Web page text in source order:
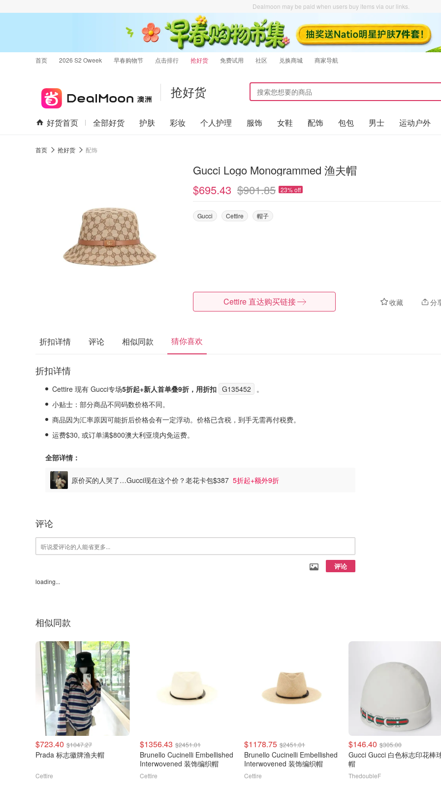
Dealmoon may be paid when users buy items via our links.
首页 2026 S2 Oweek 早春购物节 点击排行 抢好货 免费试用 社区 兑换商城 商家导航
抢好货
好货首页 全部好货 护肤 彩妆 个人护理 服饰 女鞋 配饰 包包 男士 运动户外
首页 抢好货 配饰
Gucci Logo Monogrammed 渔夫帽
$695.43 $901.85 23% off
Gucci Cettire 帽子
收藏 分
Cettire 直达购买链接
折扣详情 评论 相似同款 猜你喜欢
折扣详情
Cettire 现有 Gucci专场5折起+新人首单叠9折，用折扣 G135452
。
小贴士：部分商品不同码数价格不同。
商品因为汇率原因可能折后价格会有一定浮动。价格已含税，到手无需再付税费。
运费$30, 或订单满$800澳大利亚境内免运费。
全部详情：
原价买的人哭了…Gucci现在这个价？老花卡包$387 5折起+额外9折
评论
评论
loading...
相似同款
$723.40 $1047.27
Prada 标志徽牌渔夫帽
Cettire
$1356.43 $2451.01
Brunello Cucinelli Embellished
Interwovened 装饰编织帽
Cettire
$1178.75 $2451.01
Brunello Cucinelli Embellished
Interwovened 装饰编织帽
Cettire
$146.40 $305.00
Gucci Gucci 白色标志印花棒
帽
ThedoubleF